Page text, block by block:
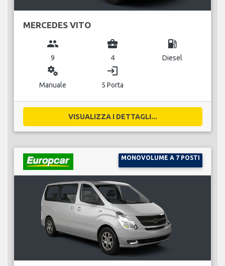
MERCEDES VITO
group
9
business_center
4
local_gas_station
Diesel
miscellaneous_services
Manuale
login
5 Porta
VISUALIZZA I DETTAGLI...
MONOVOLUME A 7 POSTI